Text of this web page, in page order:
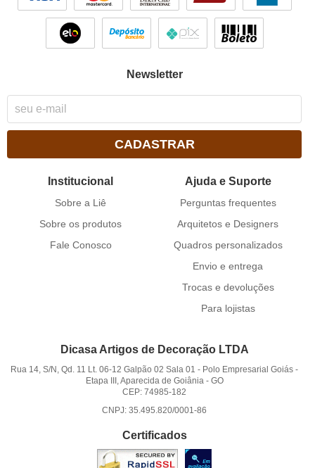
Newsletter
CADASTRAR
Institucional
Sobre a Liê
Sobre os produtos
Fale Conosco
Ajuda e Suporte
Perguntas frequentes
Arquitetos e Designers
Quadros personalizados
Envio e entrega
Trocas e devoluções
Para lojistas
Dicasa Artigos de Decoração LTDA
Rua 14, S/N, Qd. 11 Lt. 06-12 Galpão 02 Sala 01 - Polo Empresarial Goiás -
Etapa III, Aparecida de Goiânia- GO
CEP: 74985-182
CNPJ: 35.495.820/0001-86
Certificados